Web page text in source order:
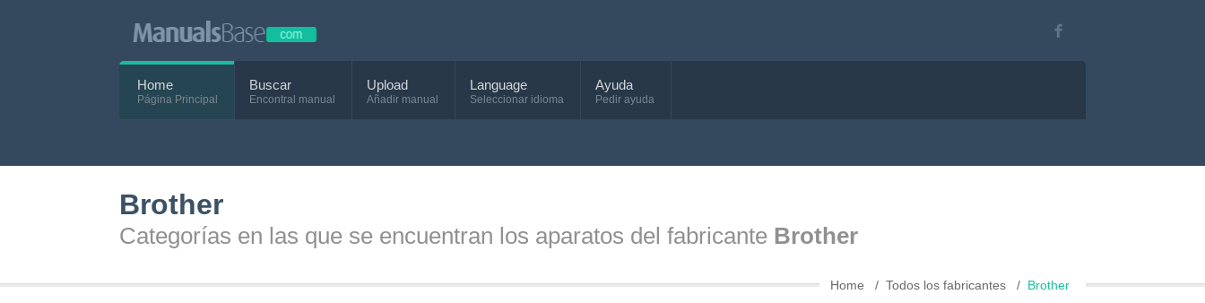
Home
Página Principal
Buscar
Encontral manual
Upload
Añadir manual
Language
Seleccionar idioma
Ayuda
Pedir ayuda
Brother
Categorías en las que se encuentran los aparatos del fabricante Brother
Home Todos los fabricantes Brother